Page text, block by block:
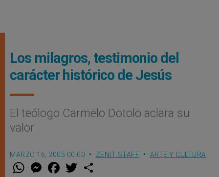
Los milagros, testimonio del
carácter histórico de Jesús
El teólogo Carmelo Dotolo aclara su
valor
MARZO 16, 2005 00:00 ZENIT STAFF ARTE Y CULTURA
W M
e
F
a w